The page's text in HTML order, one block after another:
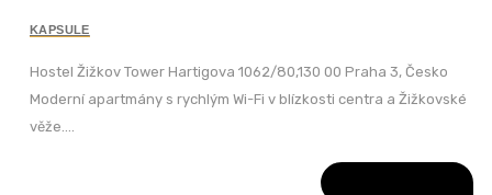
KAPSULE
Hostel Žižkov Tower Hartigova 1062/80,130 00 Praha 3, Česko
Moderní apartmány s rychlým Wi-Fi v blízkosti centra a Žižkovské
věže....